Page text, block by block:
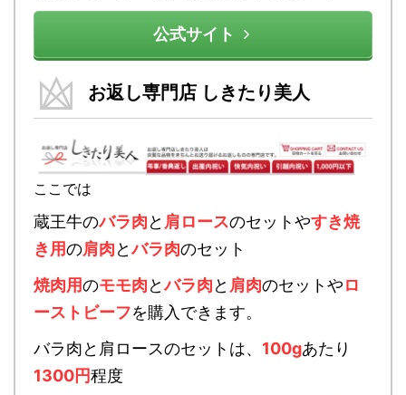
公式サイト
お返し専門店 しきたり美人
ここでは
蔵王牛のバラ肉と 肩ロースのセットやすき焼
き用の肩肉とバラ肉のセット
焼肉用のモモ肉とバラ肉と 肩肉のセットやロ
ーストビーフを購入できます。
バラ肉と肩ロースのセットは、 100gあたり
1300円程度